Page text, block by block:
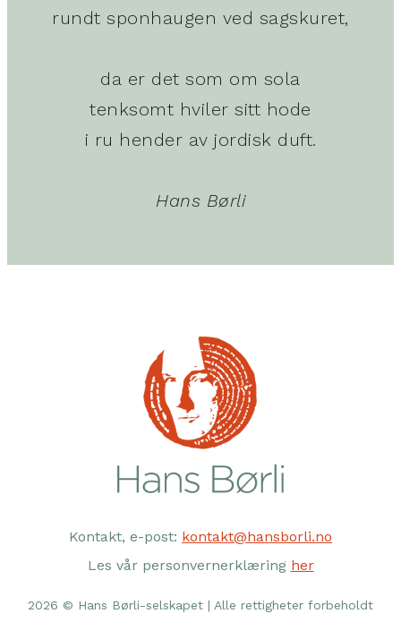
rundt sponhaugen ved sagskuret,
da er det som om sola
tenksomt hviler sitt hode
i ru hender av jordisk duft.
Hans Børli
Kontakt, e-post: kontakt@hansborli.no
Les vår personvernerklæring her
2026 © Hans Børli-selskapet | Alle rettigheter forbeholdt